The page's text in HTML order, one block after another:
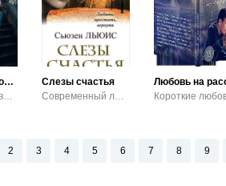
Как в сказке. Золушка и Принц
Короткие любовные романы / Современный любовный роман
Слезы счастья
Современный любовный роман
2 3 4 5 6 7 8 9